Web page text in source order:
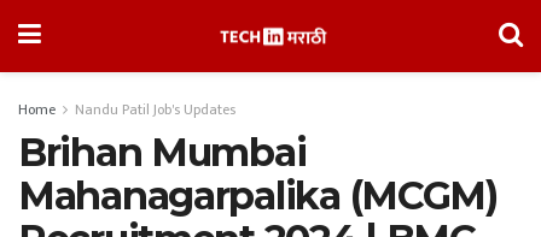
Home Nandu Patil Job's Updates
Brihan Mumbai
Mahanagarpalika (MCGM)